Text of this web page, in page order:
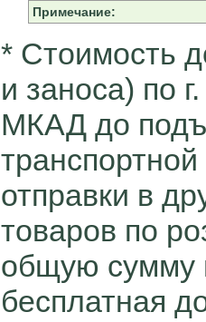
Примечание:
* Cтоимость
и заноса) по
МКАД до
отправки в
товаров по
общую сумму
бесплатная